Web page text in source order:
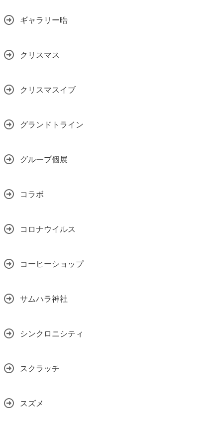
ギャラリー晧
クリスマス
クリスマスイブ
グランドトライン
グループ個展
コラボ
コロナウイルス
コーヒーショップ
サムハラ神社
シンクロニシティ
スクラッチ
スズメ